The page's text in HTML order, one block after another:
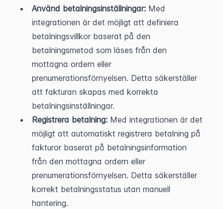
Använd betalningsinställningar: Med
integrationen är det möjligt att definiera
betalningsvillkor baserat på den
betalningsmetod som läses från den
mottagna ordern eller
prenumerationsförnyelsen. Detta säkerställer
att fakturan skapas med korrekta
betalningsinställningar.
Registrera betalning: Med integrationen är det
möjligt att automatiskt registrera betalning på
fakturor baserat på betalningsinformation
från den mottagna ordern eller
prenumerationsförnyelsen. Detta säkerställer
korrekt betalningsstatus utan manuell
hantering.